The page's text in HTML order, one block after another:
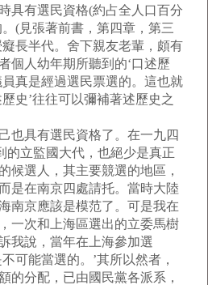
具有選民資格(約占全人口百分
(見張著前書，第四章，第三
長半代。舍下親友老輩，頗有
個人幼年期所聽到的‘口述歷
真是經過選民票選的。這也就
史’往往可以彌補著述歷史之
也具有選民資格了。在一九四
的立監國大代，也絕少是真正
候選人，其主要競選的地區，
是在南京四處請托。當時大陸
南京應該是模范了。可是我在
一次和上海區選出的立委馬樹
我說，當年在上海參加選
可能當選的。’其所以然者，
的分配，已由國民黨各派系，